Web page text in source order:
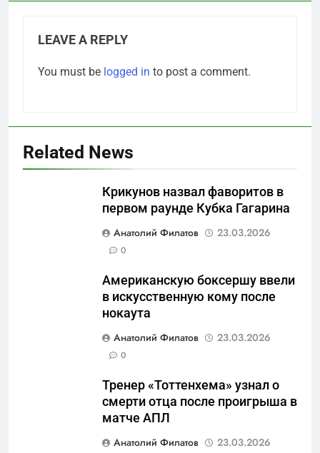
LEAVE A REPLY
You must be logged in to post a comment.
Related News
Крикунов назвал фаворитов в
первом раунде Кубка Гагарина
Анатолий Филатов
23.03.2026
0
Американскую боксершу ввели
в искусственную кому после
нокаута
Анатолий Филатов
23.03.2026
0
Тренер «Тоттенхема» узнал о
смерти отца после проигрыша в
матче АПЛ
Анатолий Филатов
23.03.2026
Что происходит в
военные изымают спирт «для
защиты Отечества»
САНКТ-ПЕТЕРБУРГ И ОБЛАСТЬ
«500-тонный беспилотник»
или очередная показуха? Что
САНКТ-ПЕТЕРБУРГ И ОБЛАСТЬ